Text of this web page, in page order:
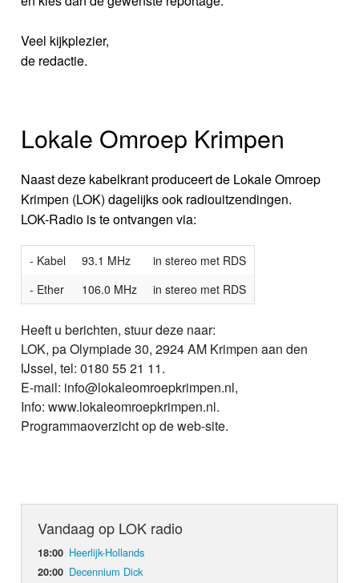
Veel kijkplezier,
de redactie.
Lokale Omroep Krimpen
Naast deze kabelkrant produceert de Lokale Omroep
Krimpen (LOK) dagelijks ook radiouitzendingen.
LOK-Radio is te ontvangen via:
- Kabel 93.1 MHz
in stereo met RDS
- Ether
106.0 MHz in stereo met RDS
Heeft u berichten, stuur deze naar:
LOK, pa Olympiade 30, 2924 AM Krimpen aan den
IJssel, tel: 0180 55 21 11.
E-mail: info@lokaleomroepkrimpen.nl,
Info: www.lokaleomroepkrimpen.nl.
Programmaoverzicht op de web-site.
Vandaag op LOK radio
18:00 Heerlijk-Hollands
20:00 Decennium Dick